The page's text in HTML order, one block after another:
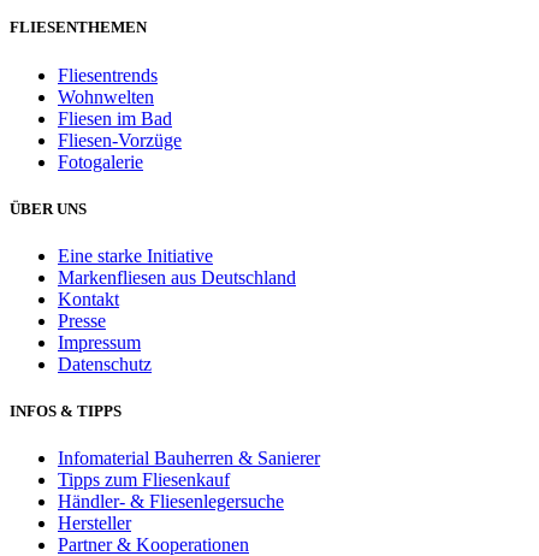
FLIESENTHEMEN
Fliesentrends
Wohnwelten
Fliesen im Bad
Fliesen-Vorzüge
Fotogalerie
ÜBER UNS
Eine starke Initiative
Markenfliesen aus Deutschland
Kontakt
Presse
Impressum
Datenschutz
INFOS & TIPPS
Infomaterial Bauherren & Sanierer
Tipps zum Fliesenkauf
Händler- & Fliesenlegersuche
Hersteller
Partner & Kooperationen